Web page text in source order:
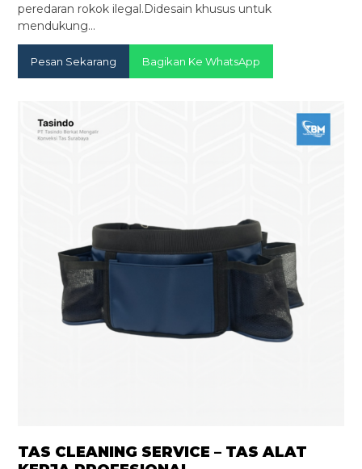
peredaran rokok ilegal.Didesain khusus untuk
mendukung…
Pesan Sekarang Bagikan Ke WhatsApp
TAS CLEANING SERVICE – TAS ALAT